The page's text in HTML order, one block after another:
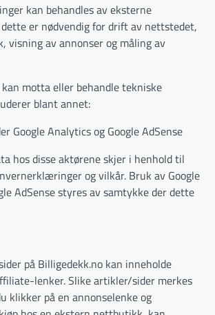
kan behandles av eksterne
er nødvendig for drift av nettstedet,
visning av annonser og måling av
motta eller behandle tekniske
blant annet:
Google Analytics og Google AdSense
hos disse aktørene skjer i henhold til
og vilkår. Bruk av Google
AdSense styres av samtykke der dette
på Billigedekk.no kan inneholde
lenker. Slike artikler/sider merkes
klikker på en annonselenke og